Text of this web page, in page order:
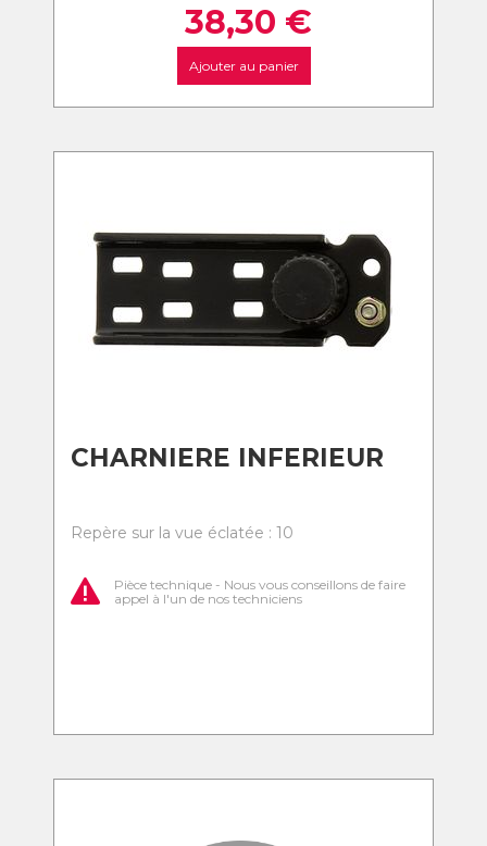
38,30 €
Ajouter au panier
CHARNIERE INFERIEUR
Repère sur la vue éclatée : 10
Pièce technique - Nous vous conseillons de faire
appel à l'un de nos techniciens